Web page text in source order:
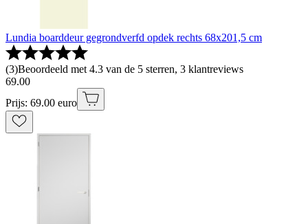
Lundia boarddeur gegrondverfd opdek rechts 68x201,5 cm
(3)Beoordeeld met 4.3 van de 5 sterren, 3 klantreviews
69.00
Prijs: 69.00 euro